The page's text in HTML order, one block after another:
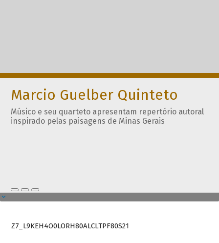
Marcio Guelber Quinteto
Músico e seu quarteto apresentam repertório autoral
inspirado pelas paisagens de Minas Gerais
Z7_L9KEH4O0LORH80ALCLTPF80S21